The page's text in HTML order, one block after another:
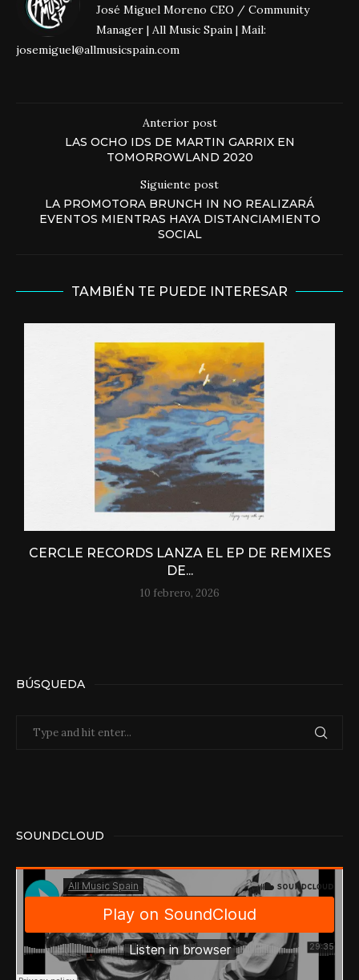
José Miguel Moreno CEO / Community
Manager | All Music Spain | Mail:
josemiguel@allmusicspain.com
Anterior post
LAS OCHO IDS DE MARTIN GARRIX EN
TOMORROWLAND 2020
Siguiente post
LA PROMOTORA BRUNCH IN NO REALIZARÁ
EVENTOS MIENTRAS HAYA DISTANCIAMIENTO
SOCIAL
TAMBIÉN TE PUEDE INTERESAR
CERCLE RECORDS LANZA EL EP DE REMIXES
DE...
10 febrero, 2026
BÚSQUEDA
SOUNDCLOUD